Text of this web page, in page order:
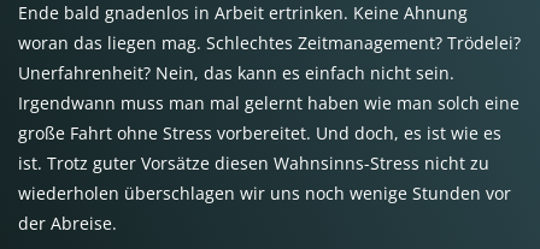
Ende bald gnadenlos in Arbeit ertrinken. Keine Ahnung
woran das liegen mag. Schlechtes Zeitmanagement? Trödelei?
Unerfahrenheit? Nein, das kann es einfach nicht sein.
Irgendwann muss man mal gelernt haben wie man solch eine
große Fahrt ohne Stress vorbereitet. Und doch, es ist wie es
ist. Trotz guter Vorsätze diesen Wahnsinns-Stress nicht zu
wiederholen überschlagen wir uns noch wenige Stunden vor
der Abreise.